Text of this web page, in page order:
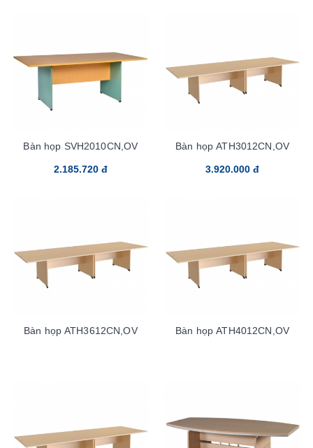
Bàn họp SVH2010CN,OV
2.185.720 đ
Bàn họp ATH3012CN,OV
3.920.000 đ
Bàn họp ATH3612CN,OV Bàn họp ATH4012CN,OV